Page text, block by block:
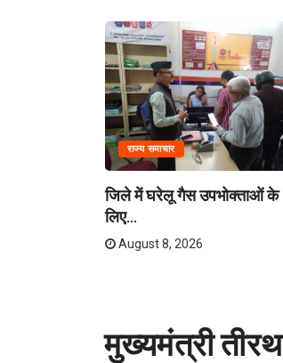
राज्य समाचार
जिले में घरेलू गैस उपभोक्ताओं के
लिए...
August 8, 2026
मुख्यमंत्री